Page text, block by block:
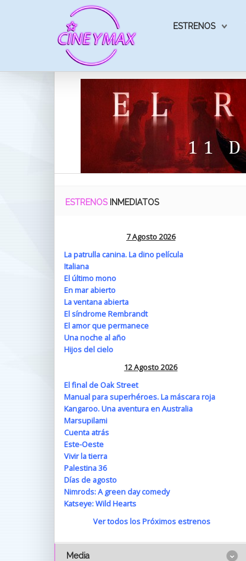
ESTRENOS
ESTRENOS INMEDIATOS
7 Agosto 2026
La patrulla canina. La dino película
Italiana
El último mono
En mar abierto
La ventana abierta
El síndrome Rembrandt
El amor que permanece
Una noche al año
Hijos del cielo
12 Agosto 2026
El final de Oak Street
Manual para superhéroes. La máscara roja
Kangaroo. Una aventura en Australia
Marsupilami
Cuenta atrás
Este-Oeste
Vivir la tierra
Palestina 36
Días de agosto
Nimrods: A green day comedy
Katseye: Wild Hearts
Ver todos los Próximos estrenos
Media